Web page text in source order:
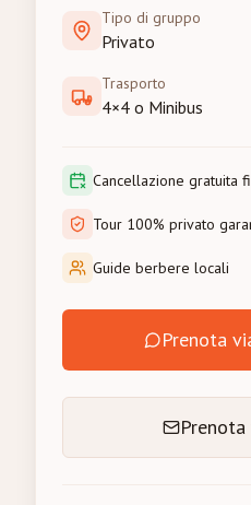
Tipo di gruppo
Privato
Trasporto
4×4 o Minibus
Cancellazione gratuita
Tour 100% privato
Guide berbere locali
Prenota
Prenota